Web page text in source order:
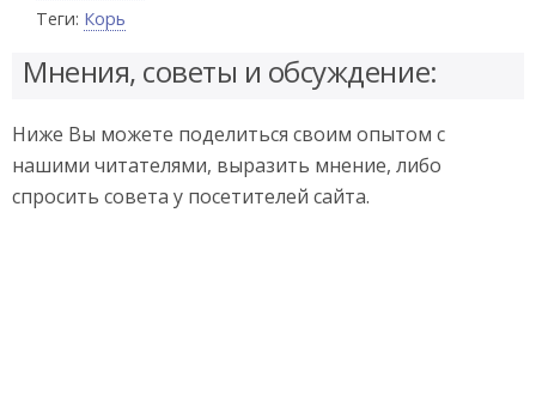
Теги: Корь
Мнения, советы и обсуждение:
Ниже Вы можете поделиться своим опытом с
нашими читателями, выразить мнение, либо
спросить совета у посетителей сайта.